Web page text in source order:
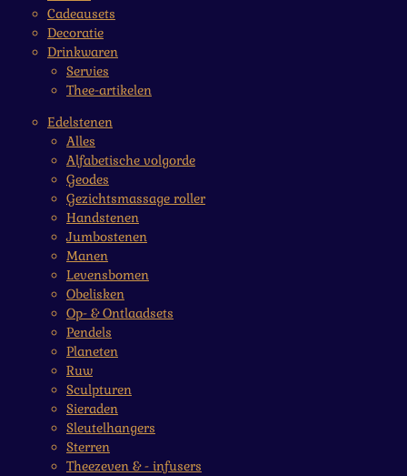
Cadeausets
Decoratie
Drinkwaren
Servies
Thee-artikelen
Edelstenen
Alles
Alfabetische volgorde
Geodes
Gezichtsmassage roller
Handstenen
Jumbostenen
Manen
Levensbomen
Obelisken
Op- & Ontlaadsets
Pendels
Planeten
Ruw
Sculpturen
Sieraden
Sleutelhangers
Sterren
Theezeven & - infusers